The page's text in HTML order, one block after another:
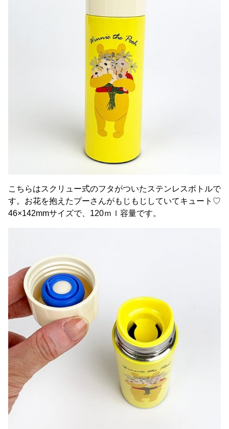
こちらはスクリュー式のフタがついたステンレスボトルで
す。お花を抱えたプーさんがもじもじしていてキュート♡
46×142mmサイズで、120ｍｌ容量です。